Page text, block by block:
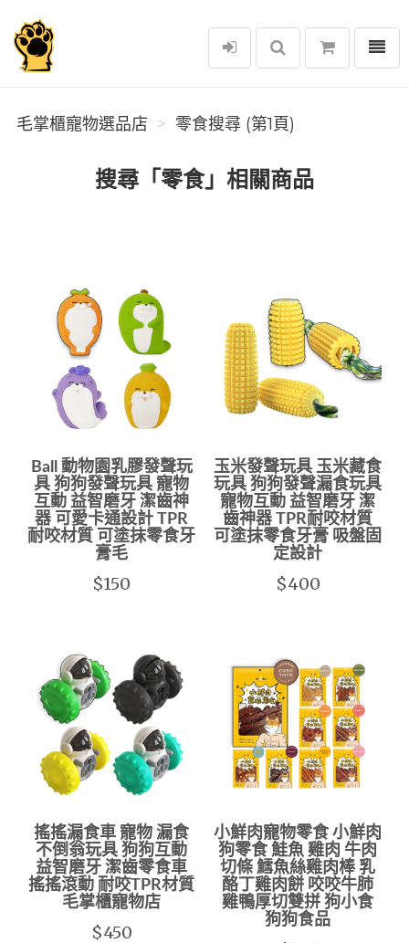
毛掌櫃寵物選品店
選單
毛掌櫃寵物選品店 零食搜尋 (第1頁)
搜尋「零食」相關商品
Ball 動物園乳膠發聲玩
具 狗狗發聲玩具 寵物
互動 益智磨牙 潔齒神
器 可愛卡通設計 TPR
耐咬材質 可塗抹零食牙
膏毛
$150
玉米發聲玩具 玉米藏食
玩具 狗狗發聲漏食玩具
寵物互動 益智磨牙 潔
齒神器 TPR耐咬材質
可塗抹零食牙膏 吸盤固
定設計
$400
搖搖漏食車 寵物 漏食
不倒翁玩具 狗狗互動
益智磨牙 潔齒零食車
搖搖滾動 耐咬TPR材質
毛掌櫃寵物店
$450
小鮮肉寵物零食 小鮮肉
狗零食 鮭魚 雞肉 牛肉
切條 鱈魚絲雞肉棒 乳
酪丁雞肉餅 咬咬牛肺
雞鴨厚切雙拼 狗小食
狗狗食品